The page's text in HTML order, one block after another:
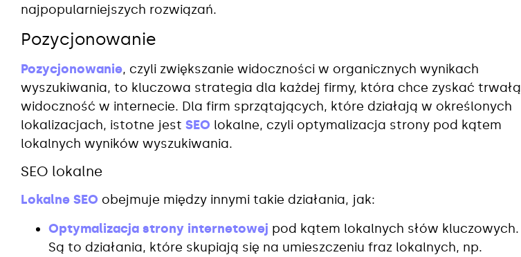
najpopularniejszych rozwiązań.
Pozycjonowanie
Pozycjonowanie, czyli zwiększanie widoczności w organicznych wynikach
wyszukiwania, to kluczowa strategia dla każdej firmy, która chce zyskać trwałą
widoczność w internecie. Dla firm sprzątających, które działają w określonych
lokalizacjach, istotne jest SEO lokalne, czyli optymalizacja strony pod kątem
lokalnych wyników wyszukiwania.
SEO lokalne
Lokalne SEO obejmuje między innymi takie działania, jak:
Optymalizacja strony internetowej pod kątem lokalnych słów kluczowych.
Są to działania, które skupiają się na umieszczeniu fraz lokalnych, np.